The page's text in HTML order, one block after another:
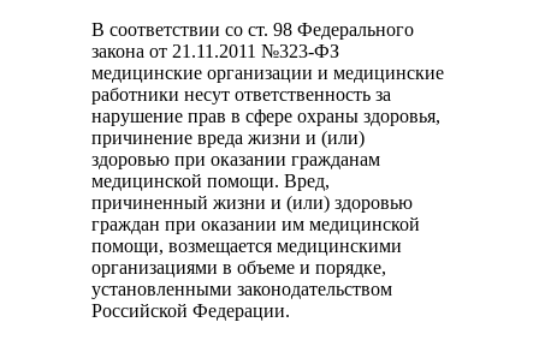
В соответствии со ст. 98 Федерального
закона от 21.11.2011 №323-ФЗ
медицинские организации и медицинские
работники несут ответственность за
нарушение прав в сфере охраны здоровья,
причинение вреда жизни и (или)
здоровью при оказании гражданам
медицинской помощи. Вред,
причиненный жизни и (или) здоровью
граждан при оказании им медицинской
помощи, возмещается медицинскими
организациями в объеме и порядке,
установленными законодательством
Российской Федерации.